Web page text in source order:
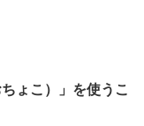
ょこ）」を使うこ